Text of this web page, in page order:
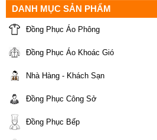
DANH MỤC SẢN PHẨM
Đồng Phục Áo Phông
Đồng Phục Áo Khoác Gió
Nhà Hàng - Khách Sạn
Đồng Phục Công Sở
Đồng Phục Bếp